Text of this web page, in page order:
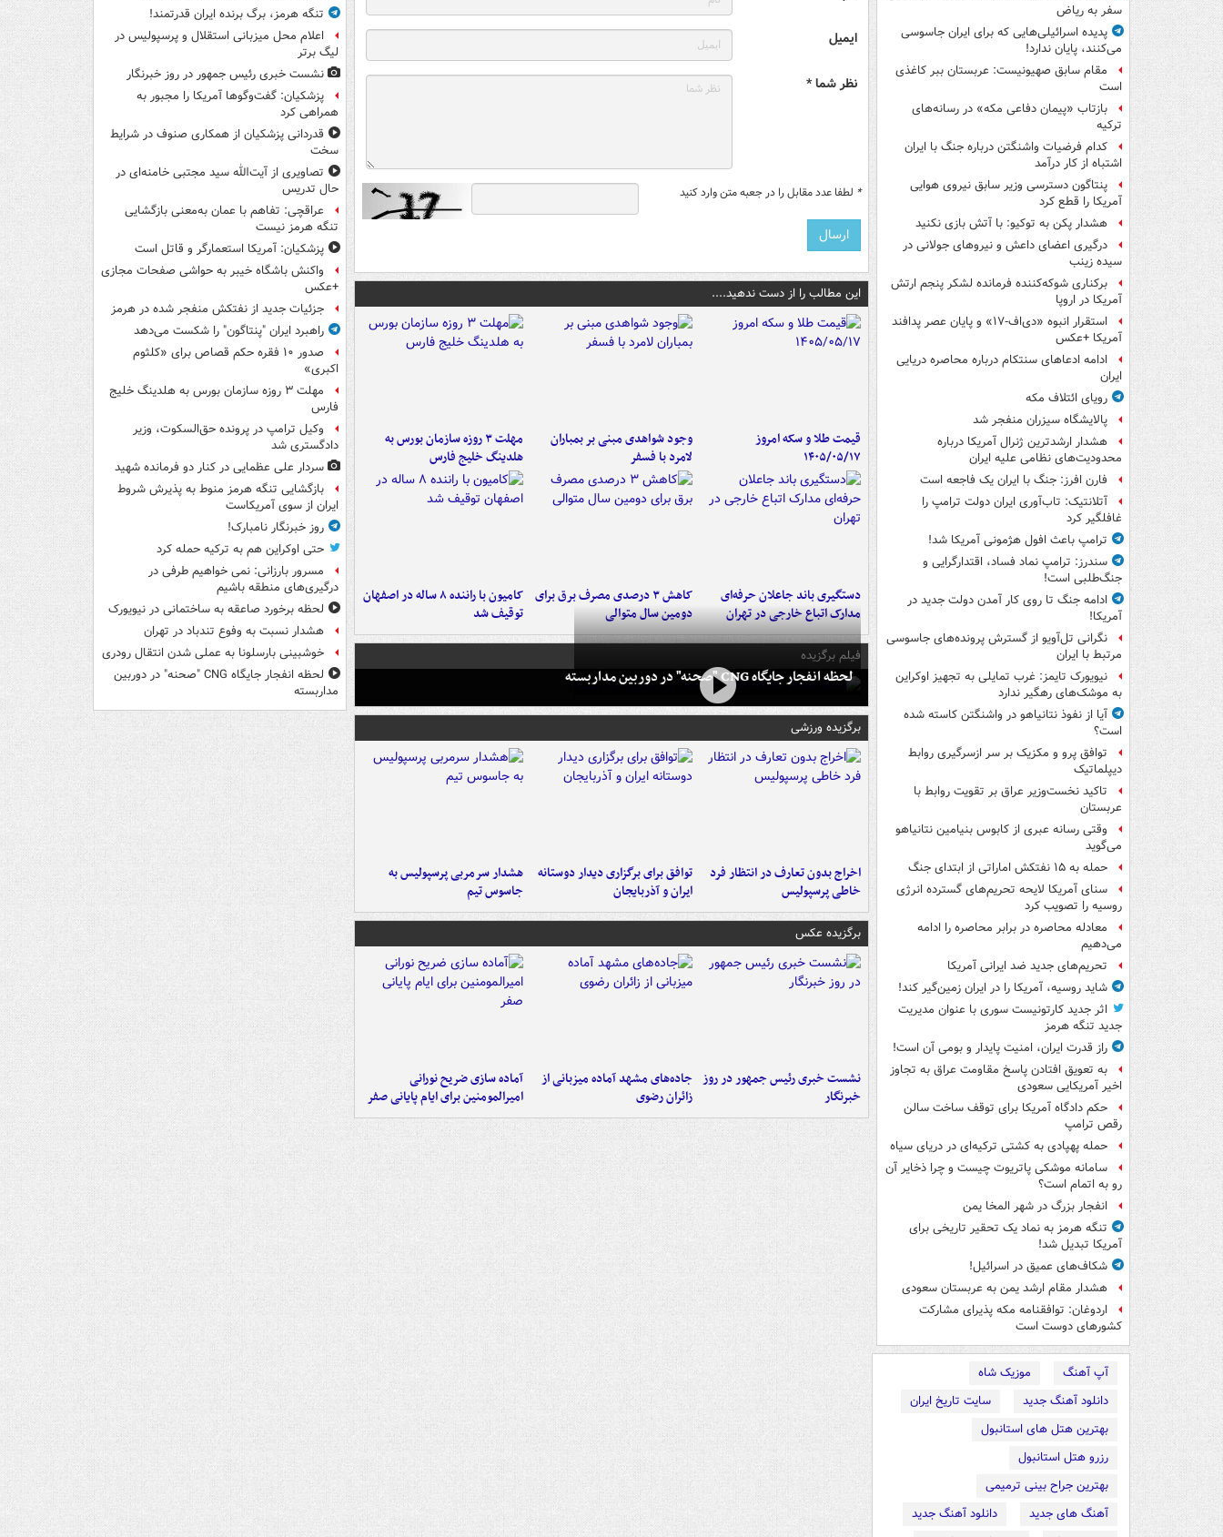
سفر به ریاض
پدیده اسرائیلی‌هایی که برای ایران جاسوسی
می‌کنند، پایان ندارد!
مقام سابق صهیونیست: عربستان ببر کاغذی
است
بازتاب «پیمان دفاعی مکه» در رسانه‌های
ترکیه
کدام فرضیات واشنگتن درباره جنگ با ایران
اشتباه از کار درآمد
پنتاگون دسترسی وزیر سابق نیروی هوایی
آمریکا را قطع کرد
هشدار پکن به توکیو: با آتش بازی نکنید
درگیری اعضای داعش و نیروهای جولانی در
سیده زینب
برکناری شوکه‌کننده فرمانده لشکر پنجم ارتش
آمریکا در اروپا
استقرار انبوه «دی‌اف‑۱۷» و پایان عصر پدافند
آمریکا +عکس
ادامه ادعاهای سنتکام درباره محاصره دریایی
ایران
رویای ائتلاف مکه
پالایشگاه سیزران منفجر شد
هشدار ارشدترین ژنرال آمریکا درباره
محدودیت‌های نظامی علیه ایران
فارن افرز: جنگ با ایران یک فاجعه است
آتلانتیک: تاب‌آوری ایران دولت ترامپ را
غافلگیر کرد
ترامپ باعث افول هژمونی آمریکا شد!
سندرز: ترامپ نماد فساد، اقتدارگرایی و
جنگ‌طلبی است!
ادامه جنگ تا روی کار آمدن دولت جدید در
آمریکا!
نگرانی تل‌آویو از گسترش پرونده‌های جاسوسی
مرتبط با ایران
نیویورک تایمز: غرب تمایلی به تجهیز اوکراین
به موشک‌های رهگیر ندارد
آیا از نفوذ نتانیاهو در واشنگتن کاسته شده
است؟
توافق پرو و مکزیک بر سر ازسرگیری روابط
دیپلماتیک
تاکید نخست‌وزیر عراق بر تقویت روابط با
عربستان
وقتی رسانه عبری از کابوس بنیامین نتانیاهو
می‌گوید
حمله به ۱۵ نفتکش‌ اماراتی از ابتدای جنگ
سنای آمریکا لایحه تحریم‌های گسترده انرژی
روسیه را تصویب کرد
معادله محاصره در برابر محاصره را ادامه
می‌دهیم
تحریم‌های جدید ضد ایرانی آمریکا
شاید روسیه، آمریکا را در ایران زمین‌گیر کند!
اثر جدید کارتونیست سوری با عنوان مدیریت
جدید تنگه هرمز
راز قدرت ایران، امنیت پایدار و بومی آن است!
به تعویق افتادن پاسخ مقاومت عراق به تجاوز
اخیر آمریکایی سعودی
حکم دادگاه آمریکا برای توقف ساخت سالن
رقص ترامپ
حمله پهپادی به کشتی ترکیه‌ای در دریای سیاه
سامانه موشکی پاتریوت چیست و چرا ذخایر آن
رو به اتمام است؟
انفجار بزرگ در شهر المخا یمن
تنگه هرمز به نماد یک تحقیر تاریخی برای
آمریکا تبدیل شد!
شکاف‌های عمیق در اسرائیل!
هشدار مقام ارشد یمن به عربستان سعودی
اردوغان: توافقنامه مکه پذیرای مشارکت
کشورهای دوست است
آپ آهنگ
موزیک شاه
دانلود آهنگ جدید
سایت تاریخ ایران
بهترین هتل های استانبول
رزرو هتل استانبول
بهترین جراح بینی ترمیمی
آهنگ های جدید
دانلود آهنگ جدید
ایمیل
نظر شما *
* لطفا عدد مقابل را در جعبه متن وارد کنید
این مطالب را از دست ندهید....
قیمت طلا و سکه امروز
۱۴۰۵/۰۵/۱۷
وجود شواهدی مبنی بر بمباران
لامرد با فسفر
مهلت ۳ روزه سازمان بورس به
هلدینگ خلیج فارس
دستگیری باند جاعلان حرفه‌ای
مدارک اتباع خارجی در تهران
کاهش ۳ درصدی مصرف برق برای
دومین سال متوالی
کامیون با راننده ۸ ساله در اصفهان
توقیف شد
فیلم برگزیده
لحظه انفجار جایگاه CNG "صحنه" در دوربین مداربسته
برگزیده ورزشی
اخراج بدون تعارف در انتظار فرد
خاطی پرسپولیس
توافق برای برگزاری دیدار دوستانه
ایران و آذربایجان
هشدار سرمربی پرسپولیس به
جاسوس تیم
برگزیده عکس
نشست خبری رئیس جمهور در روز
خبرنگار
جاده‌های مشهد آماده میزبانی از
زائران رضوی
آماده سازی ضریح نورانی
امیرالمومنین برای ایام پایانی صفر
تنگه هرمز، برگ برنده ایران قدرتمند!
اعلام محل میزبانی استقلال و پرسپولیس در
لیگ برتر
نشست خبری رئیس جمهور در روز خبرنگار
پزشکیان: گفت‌وگوها آمریکا را مجبور به
همراهی کرد
قدردانی پزشکیان از همکاری صنوف در شرایط
سخت
تصاویری از آیت‌الله سید مجتبی خامنه‌ای در
حال تدریس
عراقچی: تفاهم با عمان به‌معنی بازگشایی
تنگه هرمز نیست
پزشکیان: آمریکا استعمارگر و قاتل است
واکنش باشگاه خیبر به حواشی صفحات مجازی
+عکس
جزئیات جدید از نفتکش منفجر شده در هرمز
راهبرد ایران "پنتاگون" را شکست می‌دهد
صدور ۱۰ فقره حکم قصاص برای «کلثوم
اکبری»
مهلت ۳ روزه سازمان بورس به هلدینگ خلیج
فارس
وکیل ترامپ در پرونده حق‌السکوت، وزیر
دادگستری شد
سردار علی عظمایی در کنار دو فرمانده شهید
بازگشایی تنگه هرمز منوط به پذیرش شروط
ایران از سوی آمریکاست
روز خبرنگار نامبارک!
حتی اوکراین هم به ترکیه حمله کرد
مسرور بارزانی: نمی خواهیم طرفی در
درگیری‌های منطقه باشیم
لحظه برخورد صاعقه به ساختمانی در نیویورک
هشدار نسبت به وفوع تندباد در تهران
خوشبینی بارسلونا به عملی شدن انتقال رودری
لحظه انفجار جایگاه CNG "صحنه" در دوربین
مداربسته